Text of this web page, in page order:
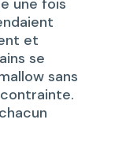
une fois
et
se
sans